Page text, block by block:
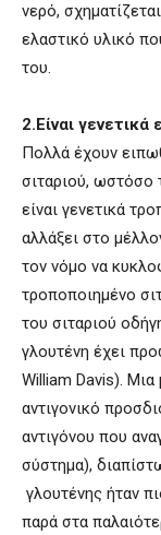
νερό,
ελαστικό υλικό
του.
2.Είναι
Πολλά έχουν
σιταριού, ωστόσο
είναι γενετικά
αλλάξει στο
τον νόμο να
τροποποιημένο
του σιταριού
γλουτένη έχει
William Davis).
αντιγονικό
αντιγόνου που
σύστημα),
γλουτένης ήταν
παρά στα